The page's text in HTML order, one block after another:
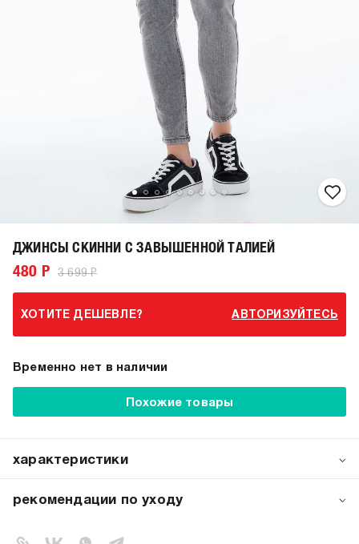
ДЖИНСЫ СКИННИ С ЗАВЫШЕННОЙ ТАЛИЕЙ
480 Р 3 699 Р
ХОТИТЕ ДЕШЕВЛЕ? АВТОРИЗУЙТЕСЬ
Временно нет в наличии
Похожие товары
характеристики
рекомендации по уходу
не отбеливать